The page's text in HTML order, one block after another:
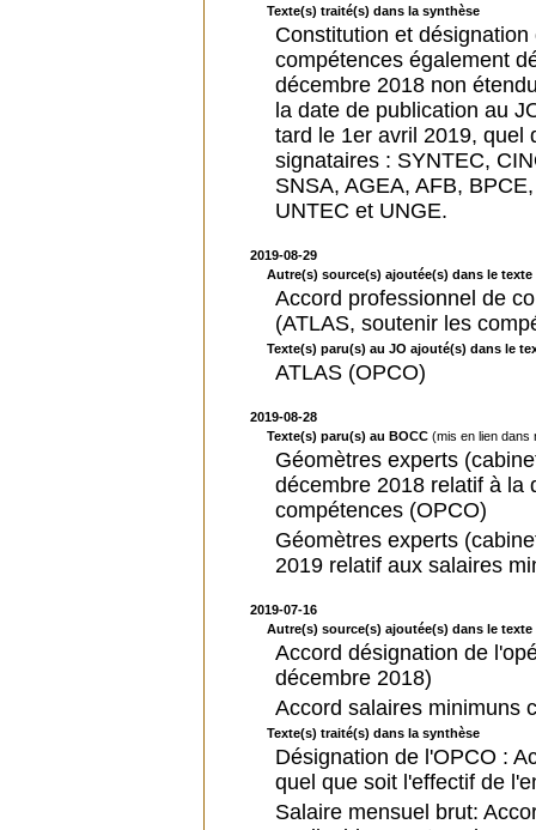
Texte(s) traité(s) dans la synthèse
Constitution et
compétences également
décembre 2018 non
la date de publication au
tard le 1er avril 2019, quel
signataires : SYNTEC,
SNSA, AGEA, AFB,
UNTEC et UNGE.
2019-08-29
Autre(s) source(s) ajoutée(s) dans le
Accord professionnel de
(ATLAS, soutenir les
Texte(s) paru(s) au JO ajouté(s) dans le
ATLAS (OPCO)
2019-08-28
Texte(s) paru(s) au BOCC (mis en lien dans
Géomètres experts
décembre 2018 relatif à la
compétences (OPCO)
Géomètres experts
2019 relatif aux salaires
2019-07-16
Autre(s) source(s) ajoutée(s) dans le
Accord désignation de
décembre 2018)
Accord salaires minimuns
Texte(s) traité(s) dans la synthèse
Désignation de l'OPCO :
quel que soit l'effectif de
Salaire mensuel brut: